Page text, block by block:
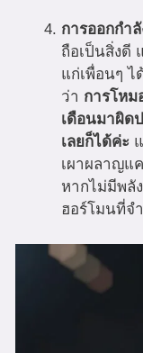
การออกกำ
ถือเป็นสิ่งดี
แก่เพื่อนๆ
ว่า การโหม
เดือนมาผิด
เลยก็ได้ค่ะ
เผาผลาญแ
หากไม่มีพลั
ฮอร์โมนที่จ